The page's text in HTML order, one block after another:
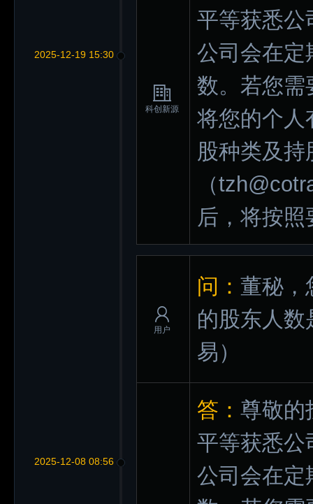
2025-12-19 15:30
科创新源
平等获悉公
公司会在定
数。若您需
将您的个人
股种类及
（
后，将按
2025-12-08 08:56
用户
问： 董秘，
的股东人数
易）
答： 尊敬的
平等获悉公
公司会在定